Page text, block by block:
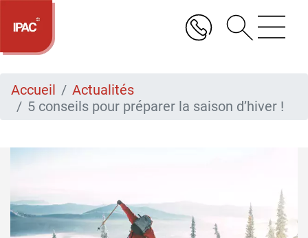
Aller
contenu
Accueil
Actualités
5 conseils pour préparer la saison d’hiver !